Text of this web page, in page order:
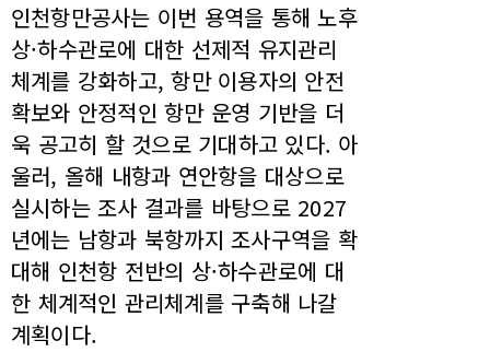
인천항만공사는 이번 용역을 통해 노후
상·하수관로에 대한 선제적 유지관리
체계를 강화하고, 항만 이용자의 안전
확보와 안정적인 항만 운영 기반을 더
욱 공고히 할 것으로 기대하고 있다. 아
울러, 올해 내항과 연안항을 대상으로
실시하는 조사 결과를 바탕으로 2027
년에는 남항과 북항까지 조사구역을 확
대해 인천항 전반의 상·하수관로에 대
한 체계적인 관리체계를 구축해 나갈
계획이다.